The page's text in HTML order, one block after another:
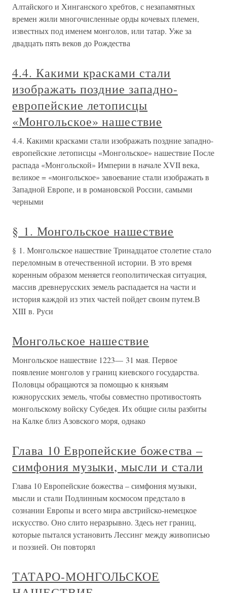
Алтайского и Хинганского хребтов, с незапамятных
времен жили многочисленные орды кочевых племен,
известных под именем монголов, или татар. Уже за
двадцать пять веков до Рождества
4.4. Какими красками стали
изображать поздние западно-
европейские летописцы
«Монгольское» нашествие
4.4. Какими красками стали изображать поздние западно-
европейские летописцы «Монгольское» нашествие После
распада «Монгольской» Империи в начале XVII века,
великое = «монгольское» завоевание стали изображать в
Западной Европе, и в романовской России, самыми
черными
§ 1. Монгольское нашествие
§ 1. Монгольское нашествие Тринадцатое столетие стало
переломным в отечественной истории. В это время
коренным образом меняется геополитическая ситуация,
массив древнерусских земель распадается на части и
история каждой из этих частей пойдет своим путем.В
XIII в. Руси
Монгольское нашествие
Монгольское нашествие 1223— 31 мая. Первое
появление монголов у границ киевского государства.
Половцы обращаются за помощью к князьям
южнорусских земель, чтобы совместно противостоять
монгольскому войску Субедея. Их общие силы разбиты
на Калке близ Азовского моря, однако
Глава 10 Европейские божества –
симфония музыки, мысли и стали
Глава 10 Европейские божества – симфония музыки,
мысли и стали Подлинным космосом предстало в
сознании Европы и всего мира австрийско-немецкое
искусство. Оно слито неразрывно. Здесь нет границ,
которые пытался установить Лессинг между живописью
и поэзией. Он повторял
ТАТАРО-МОНГОЛЬСКОЕ